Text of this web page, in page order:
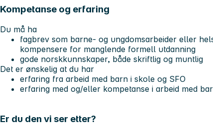
Kompetanse og erfaring
Du må ha
fagbrev som barne- og ungdomsarbeider eller
kompensere for manglende formell utdanning
gode norskkunnskaper, både skriftlig og muntlig
Det er ønskelig at du har
erfaring fra arbeid med barn i skole og SFO
erfaring med og/eller kompetanse i arbeid med
Er du den vi ser etter?